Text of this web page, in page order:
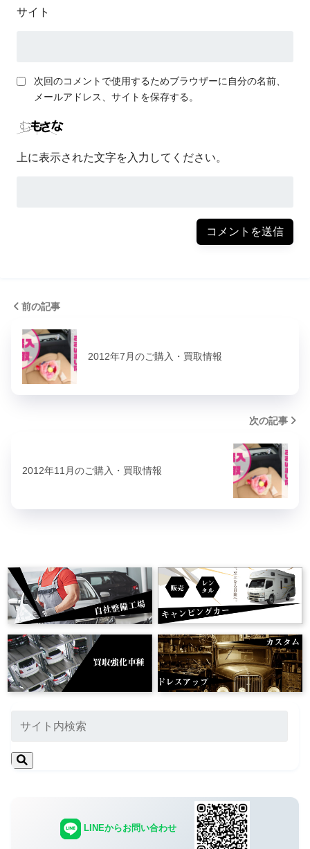
サイト
次回のコメントで使用するためブラウザーに自分の名前、
メールアドレス、サイトを保存する。
上に表示された文字を入力してください。
前の記事
2012年7月のご購入・買取情報
次の記事
2012年11月のご購入・買取情報
LINEからお問い合わせ